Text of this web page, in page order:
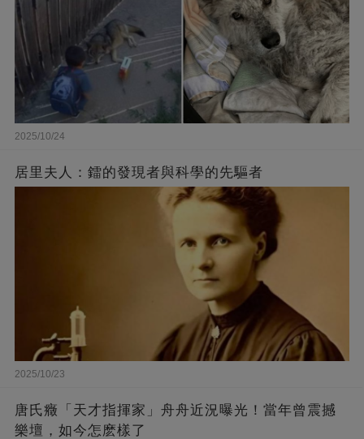
2025/10/24
居里夫人：鐳的發現者與科學的先驅者
2025/10/23
唐氏癥「天才指揮家」舟舟近況曝光！當年曾震撼
樂壇，如今怎麽樣了